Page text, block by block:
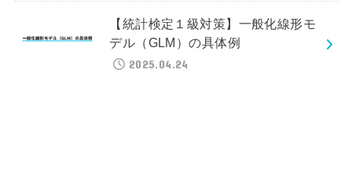
【統計検定１級対策】一般化線形モ
デル（GLM）の具体例
2025.04.24